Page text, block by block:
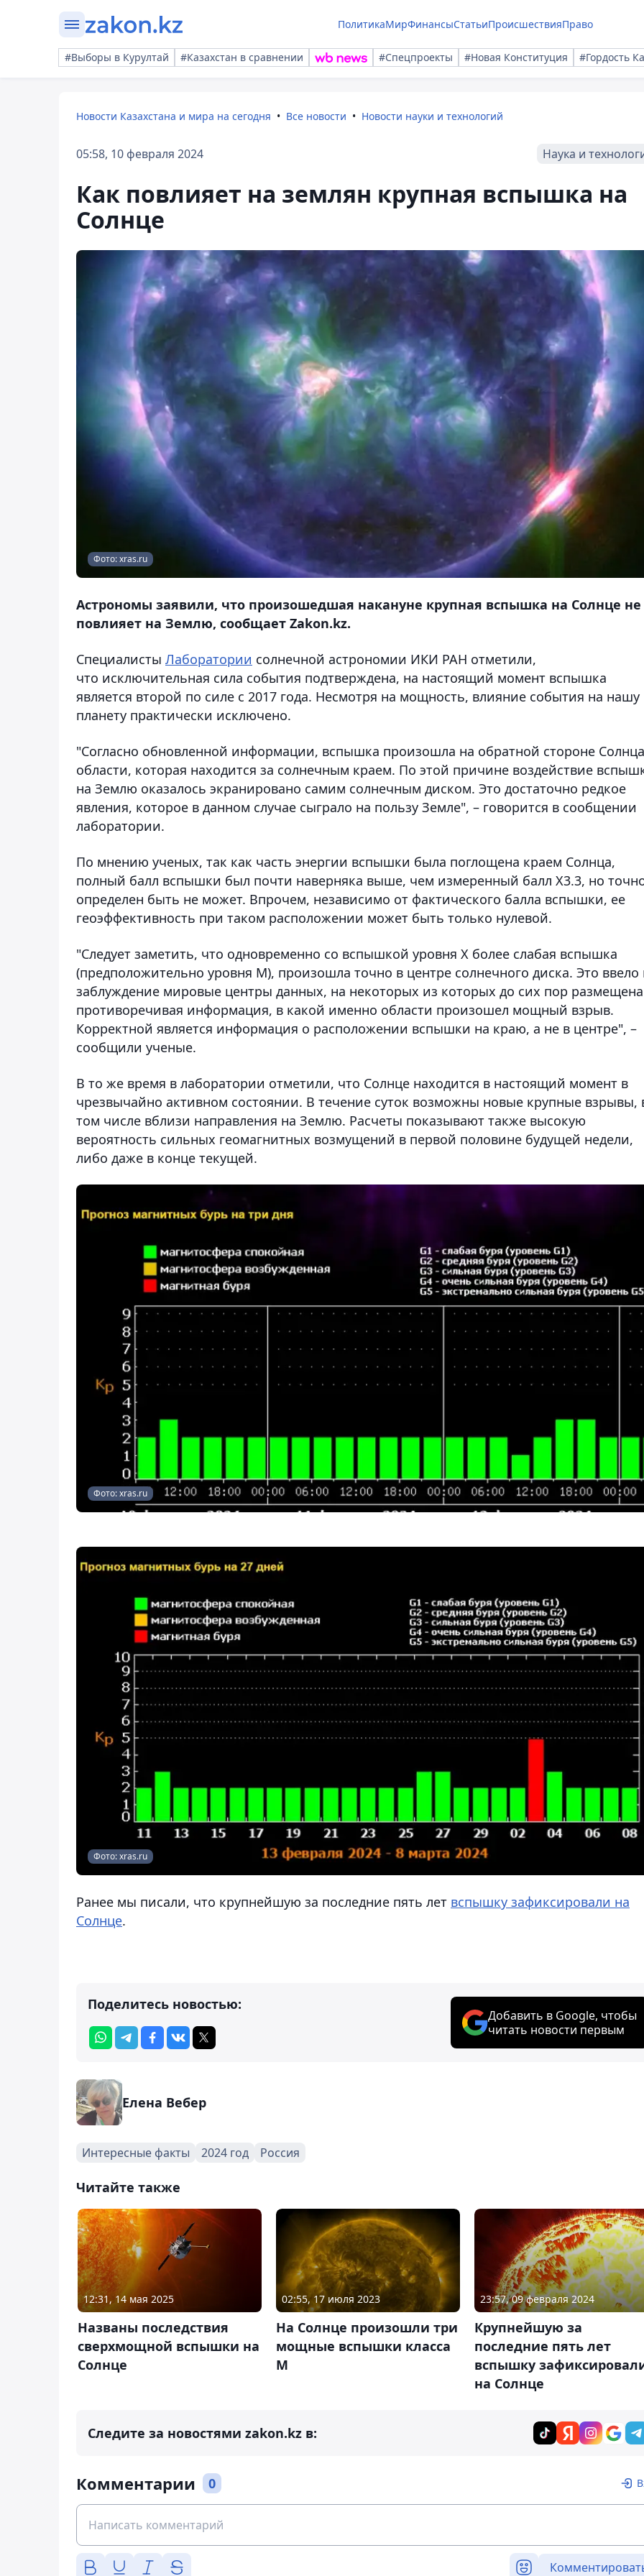
ПолитикаМирФинансыСтатьиПроисшествияПраво
#Выборы в Курултай #Казахстан в сравнении #Спецпроекты #Новая Конституция #Гордость
Новости Казахстана и мира на сегодня Все новости Новости науки и технологий
05:58, 10 февраля 2024 Наука и
Как повлияет на землян крупная вспышка на
Солнце
Фото: xras.ru
Астрономы заявили, что произошедшая накануне крупная вспышка на Солнце не
повлияет на Землю, сообщает Zakon.kz.
Специалисты Лаборатории солнечной астрономии ИКИ РАН отметили,
что исключительная сила события подтверждена, на настоящий момент вспышка
является второй по силе с 2017 года. Несмотря на мощность, влияние события на нашу
планету практически исключено.
"Согласно обновленной информации, вспышка произошла на обратной стороне
области, которая находится за солнечным краем. По этой причине воздействие
на Землю оказалось экранировано самим солнечным диском. Это достаточно редкое
явления, которое в данном случае сыграло на пользу Земле", – говорится в сообщении
лаборатории.
По мнению ученых, так как часть энергии вспышки была поглощена краем Солнца,
полный балл вспышки был почти наверняка выше, чем измеренный балл X3.3, но
определен быть не может. Впрочем, независимо от фактического балла вспышки, ее
геоэффективность при таком расположении может быть только нулевой.
"Следует заметить, что одновременно со вспышкой уровня X более слабая вспышка
(предположительно уровня M), произошла точно в центре солнечного диска. Это ввело
заблуждение мировые центры данных, на некоторых из которых до сих пор размещена
противоречивая информация, в какой именно области произошел мощный взрыв.
Корректной является информация о расположении вспышки на краю, а не в центре", –
сообщили ученые.
В то же время в лаборатории отметили, что Солнце находится в настоящий момент в
чрезвычайно активном состоянии. В течение суток возможны новые крупные взрывы,
том числе вблизи направления на Землю. Расчеты показывают также высокую
вероятность сильных геомагнитных возмущений в первой половине будущей недели,
либо даже в конце текущей.
Фото: xras.ru
Фото: xras.ru
Ранее мы писали, что крупнейшую за последние пять лет вспышку зафиксировали на
Солнце.
Поделитесь новостью:
Добавить в Google, чтобы
читать новости первым
Елена Вебер
Интересные факты 2024 год Россия
Читайте также
12:31, 14 мая 2025
Названы последствия
сверхмощной вспышки на
Солнце
02:55, 17 июля 2023
На Солнце произошли три
мощные вспышки класса
М
23:57, 09 февраля 2024
Крупнейшую за
последние пять лет
вспышку
на Солнце
Следите за новостями zakon.kz в:
Комментарии 0